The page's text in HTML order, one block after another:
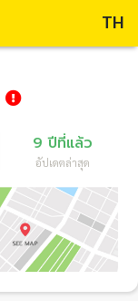
TH
9 ปีที่แล้ว
อัปเดตล่าสุด